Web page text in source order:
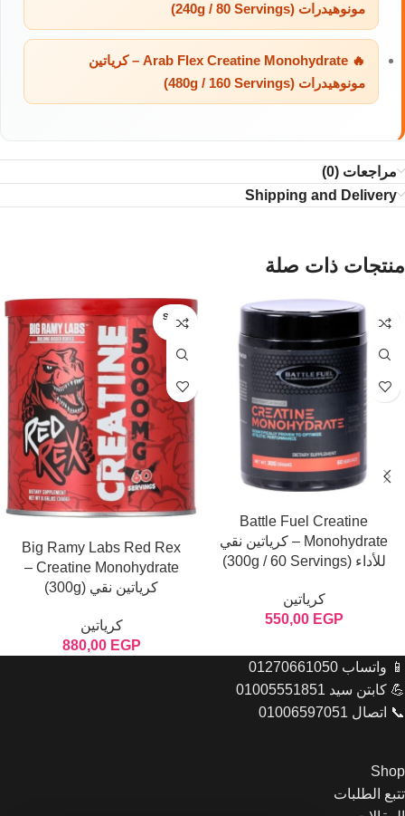
مونوهيدرات (240g / 80 Servings)
🔥 Arab Flex Creatine Monohydrate – كرياتين
مونوهيدرات (480g / 160 Servings)
مراجعات (0)
Shipping and Delivery
منتجات ذات صلة
Battle Fuel Creatine
Monohydrate – كرياتين نقي
للأداء (300g / 60 Servings)
كرياتين
550,00 EGP
SOLD
OUT
Big Ramy Labs Red Rex
Creatine Monohydrate –
كرياتين نقي (300g)
كرياتين
880,00 EGP
📱 واتساب 01270661050
💪 كابتن سيد 01005551851
📞 اتصال 01006597051
Shop
تتبع الطلبات